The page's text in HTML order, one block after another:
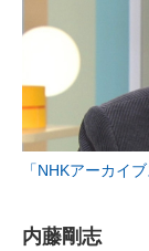
「NHKアーカイ
内藤剛志